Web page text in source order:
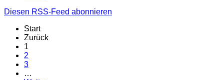
Diesen RSS-Feed abonnieren
Start
Zurück
1
2
3
…